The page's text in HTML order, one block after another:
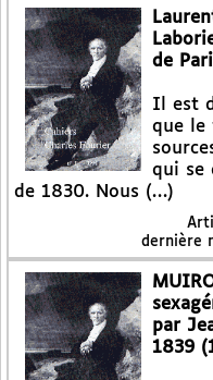
de
Il est
que le
qui se
de 1830. Nous (…)
dernière
par
1839